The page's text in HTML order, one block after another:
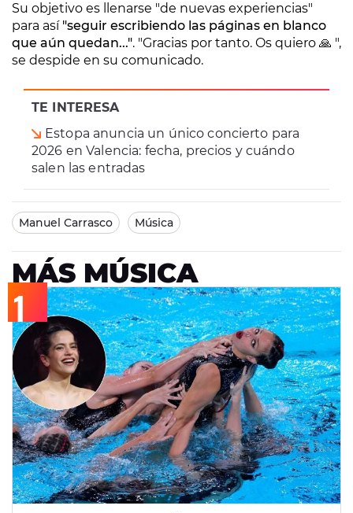
TE INTERESA
Estopa anuncia un único concierto para
2026 en Valencia: fecha, precios y cuándo
salen las entradas
Su objetivo es llenarse "de nuevas experiencias"
para así "seguir escribiendo las páginas en blanco
que aún quedan...". "Gracias por tanto. Os quiero 🙏 ",
se despide en su comunicado.
Manuel Carrasco Música
MÁS MÚSICA